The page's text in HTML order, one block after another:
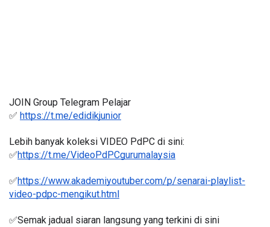
JOIN Group Telegram Pelajar
✅ https://t.me/edidikjunior
Lebih banyak koleksi VIDEO PdPC di sini:
✅https://t.me/VideoPdPCgurumalaysia
✅https://www.akademiyoutuber.com/p/senarai-playlist-
video-pdpc-mengikut.html
✅Semak jadual siaran langsung yang terkini di sini